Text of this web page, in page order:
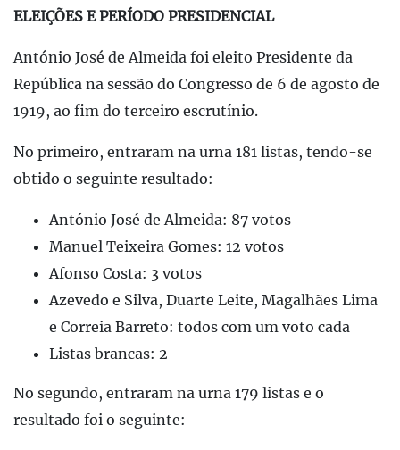
ELEIÇÕES E PERÍODO PRESIDENCIAL
António José de Almeida foi eleito Presidente da
República na sessão do Congresso de 6 de agosto de
1919, ao fim do terceiro escrutínio.
No primeiro, entraram na urna 181 listas, tendo-se
obtido o seguinte resultado:
António José de Almeida: 87 votos
Manuel Teixeira Gomes: 12 votos
Afonso Costa: 3 votos
Azevedo e Silva, Duarte Leite, Magalhães Lima
e Correia Barreto: todos com um voto cada
Listas brancas: 2
No segundo, entraram na urna 179 listas e o
resultado foi o seguinte: